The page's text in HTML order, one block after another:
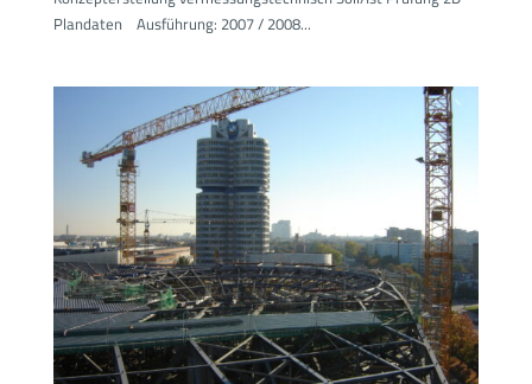
Plandaten Ausführung: 2007 / 2008...